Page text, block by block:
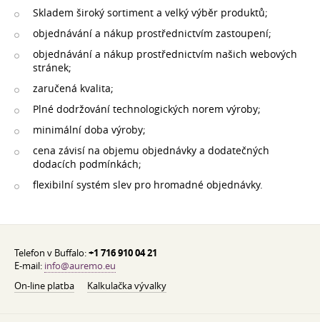
Skladem široký sortiment a velký výběr produktů;
objednávání a nákup prostřednictvím zastoupení;
objednávání a nákup prostřednictvím našich webových
stránek;
zaručená kvalita;
Plné dodržování technologických norem výroby;
minimální doba výroby;
cena závisí na objemu objednávky a dodatečných
dodacích podmínkách;
flexibilní systém slev pro hromadné objednávky.
Telefon v Buffalo:+1 716 910 04 21
E-mail: info@auremo.eu
On-line platba
Kalkulačka vývalky